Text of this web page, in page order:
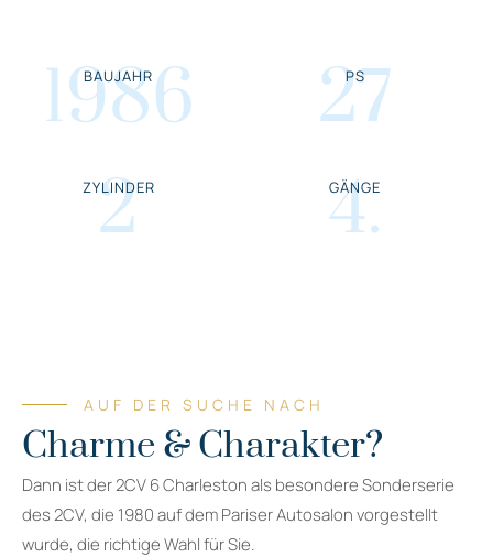
1986
BAUJAHR 27
PS
2
ZYLINDER 4.
GÄNGE
AUF DER SUCHE NACH
Charme & Charakter?
Dann ist der 2CV 6 Charleston als besondere Sonderserie
des 2CV, die 1980 auf dem Pariser Autosalon vorgestellt
wurde, die richtige Wahl für Sie.